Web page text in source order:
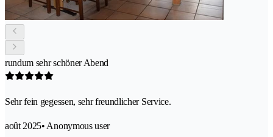
rundum sehr schöner Abend
Sehr fein gegessen, sehr freundlicher Service.
août 2025• Anonymous user